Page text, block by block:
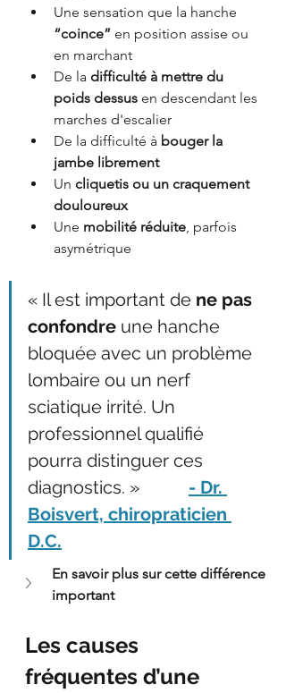
Une sensation que la hanche
“coince” en position assise ou
en marchant
De la difficulté à mettre du
poids dessus en descendant les
marches d'escalier
De la difficulté à bouger la
jambe librement
Un cliquetis ou un craquement
douloureux
Une mobilité réduite , parfois
asymétrique
« Il est important de ne pas
confondre une hanche
bloquée avec un problème
lombaire ou un nerf
sciatique irrité. Un
professionnel qualifié
pourra distinguer ces
diagnostics. » - Dr.
Boisvert, chiropraticien
D.C.
En savoir plus sur cette différence
important
Les causes
fréquentes d’une